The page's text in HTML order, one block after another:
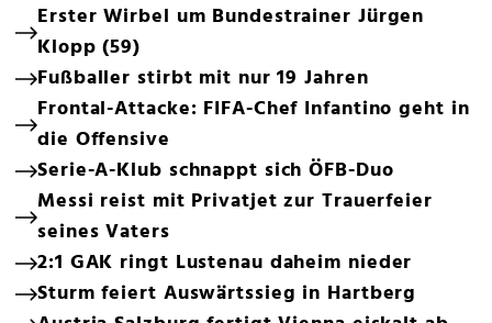
Erster Wirbel um Bundestrainer Jürgen
Klopp (59)
Fußballer stirbt mit nur 19 Jahren
Frontal-Attacke: FIFA-Chef Infantino geht in
die Offensive
Serie-A-Klub schnappt sich ÖFB-Duo
Messi reist mit Privatjet zur Trauerfeier
seines Vaters
2:1 GAK ringt Lustenau daheim nieder
Sturm feiert Auswärtssieg in Hartberg